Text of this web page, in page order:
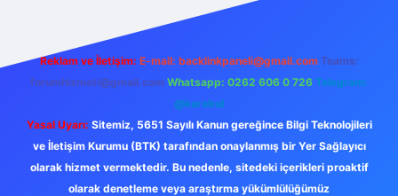
Reklam ve İletişim: E-mail: backlinkpaneli@gmail.com Teams:
forumhizmeti@gmail.com Whatsapp: 0262 606 0 726 Telegram:
@karabul
Yasal Uyarı: Sitemiz, 5651 Sayılı Kanun gereğince Bilgi Teknolojileri
ve İletişim Kurumu (BTK) tarafından onaylanmış bir Yer Sağlayıcı
olarak hizmet vermektedir. Bu nedenle, sitedeki içerikleri proaktif
olarak denetleme veya araştırma yükümlülüğümüz